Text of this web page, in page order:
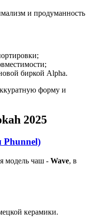
и продуманность
биркой Alpha.
форму и
2025
Phunnel)
модель чаш - Wave, в
керамики.